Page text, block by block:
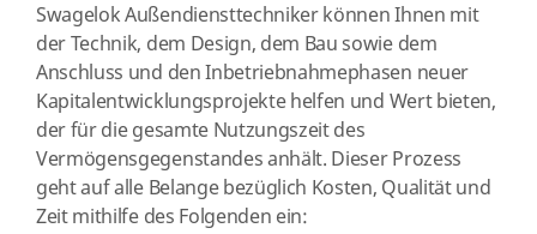
Swagelok Außendiensttechniker können Ihnen mit
der Technik, dem Design, dem Bau sowie dem
Anschluss und den Inbetriebnahmephasen neuer
Kapitalentwicklungsprojekte helfen und Wert bieten,
der für die gesamte Nutzungszeit des
Vermögensgegenstandes anhält. Dieser Prozess
geht auf alle Belange bezüglich Kosten, Qualität und
Zeit mithilfe des Folgenden ein: